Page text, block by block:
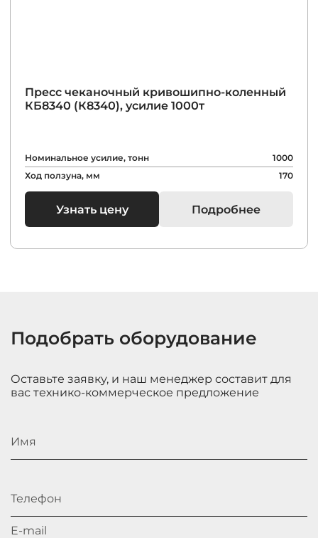
Пресс чеканочный кривошипно-коленный
КБ8340 (К8340), усилие 1000т
Номинальное усилие, тонн
1000
Ход ползуна, мм
170
Узнать цену Подробнее
Подобрать оборудование
Оставьте заявку, и наш менеджер составит для
вас технико-коммерческое предложение
Имя
Телефон
E-mail